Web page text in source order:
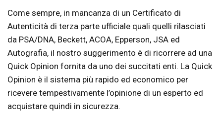
Come sempre, in mancanza di un Certificato di
Autenticità di terza parte ufficiale quali quelli rilasciati
da PSA/DNA, Beckett, ACOA, Epperson, JSA ed
Autografia, il nostro suggerimento è di ricorrere ad una
Quick Opinion fornita da uno dei succitati enti. La Quick
Opinion è il sistema più rapido ed economico per
ricevere tempestivamente l’opinione di un esperto ed
acquistare quindi in sicurezza.